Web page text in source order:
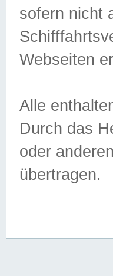
sofern nicht
Webseiten
Alle
Durch das
oder
übertragen.